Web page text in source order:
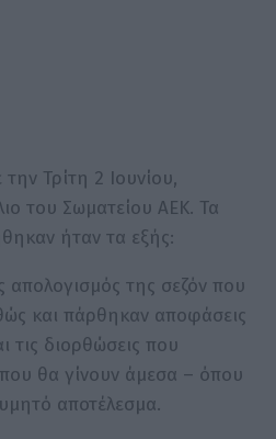
Τρίτη 2 Ιουνίου,
του Σωματείου ΑΕΚ. Τα
ήταν τα εξής:
απολογισμός της σεζόν που
και πάρθηκαν αποφάσεις
τις διορθώσεις που
που θα γίνουν άμεσα – όπου
αποτέλεσμα.